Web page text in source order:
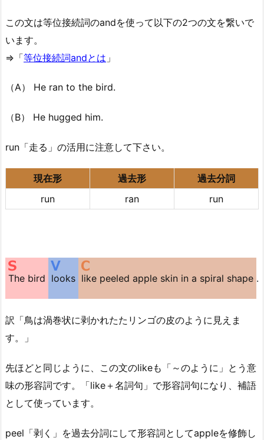
この文は等位接続詞のandを使って以下の2つの文を繋いで
います。
⇒「等位接続詞andとは 」
（A） He ran to the bird.
（B） He hugged him.
run「走る」の活用に注意して下さい。
現在形 過去形
過去分詞
run
ran run
The bird looks like peeled apple skin in a spiral shape .
訳「鳥は渦巻状に剥かれたたリンゴの皮のように見えま
す。」
先ほどと同じように、この文のlikeも「～のように」とう意
味の形容詞です。「like＋名詞句」で形容詞句になり、補語
として使っています。
peel「剥く」を過去分詞にして形容詞としてappleを修飾し